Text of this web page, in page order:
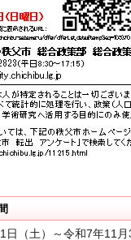
（土）～令和7年11